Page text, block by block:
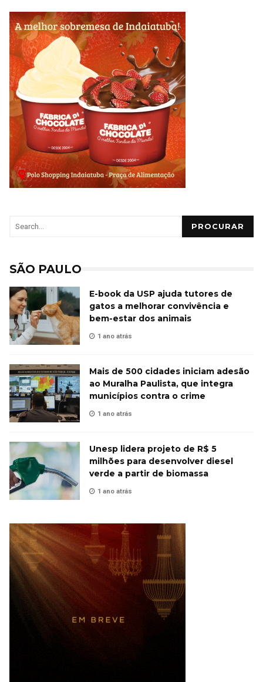
PROCURAR
SÃO PAULO
E-book da USP ajuda tutores de
gatos a melhorar convivência e
bem-estar dos animais
1 ano atrás
Mais de 500 cidades iniciam adesão
ao Muralha Paulista, que integra
municípios contra o crime
1 ano atrás
Unesp lidera projeto de R$ 5
milhões para desenvolver diesel
verde a partir de biomassa
1 ano atrás